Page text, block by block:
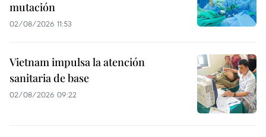
mutación
02/08/2026 11:53
Vietnam impulsa la atención
sanitaria de base
02/08/2026 09:22